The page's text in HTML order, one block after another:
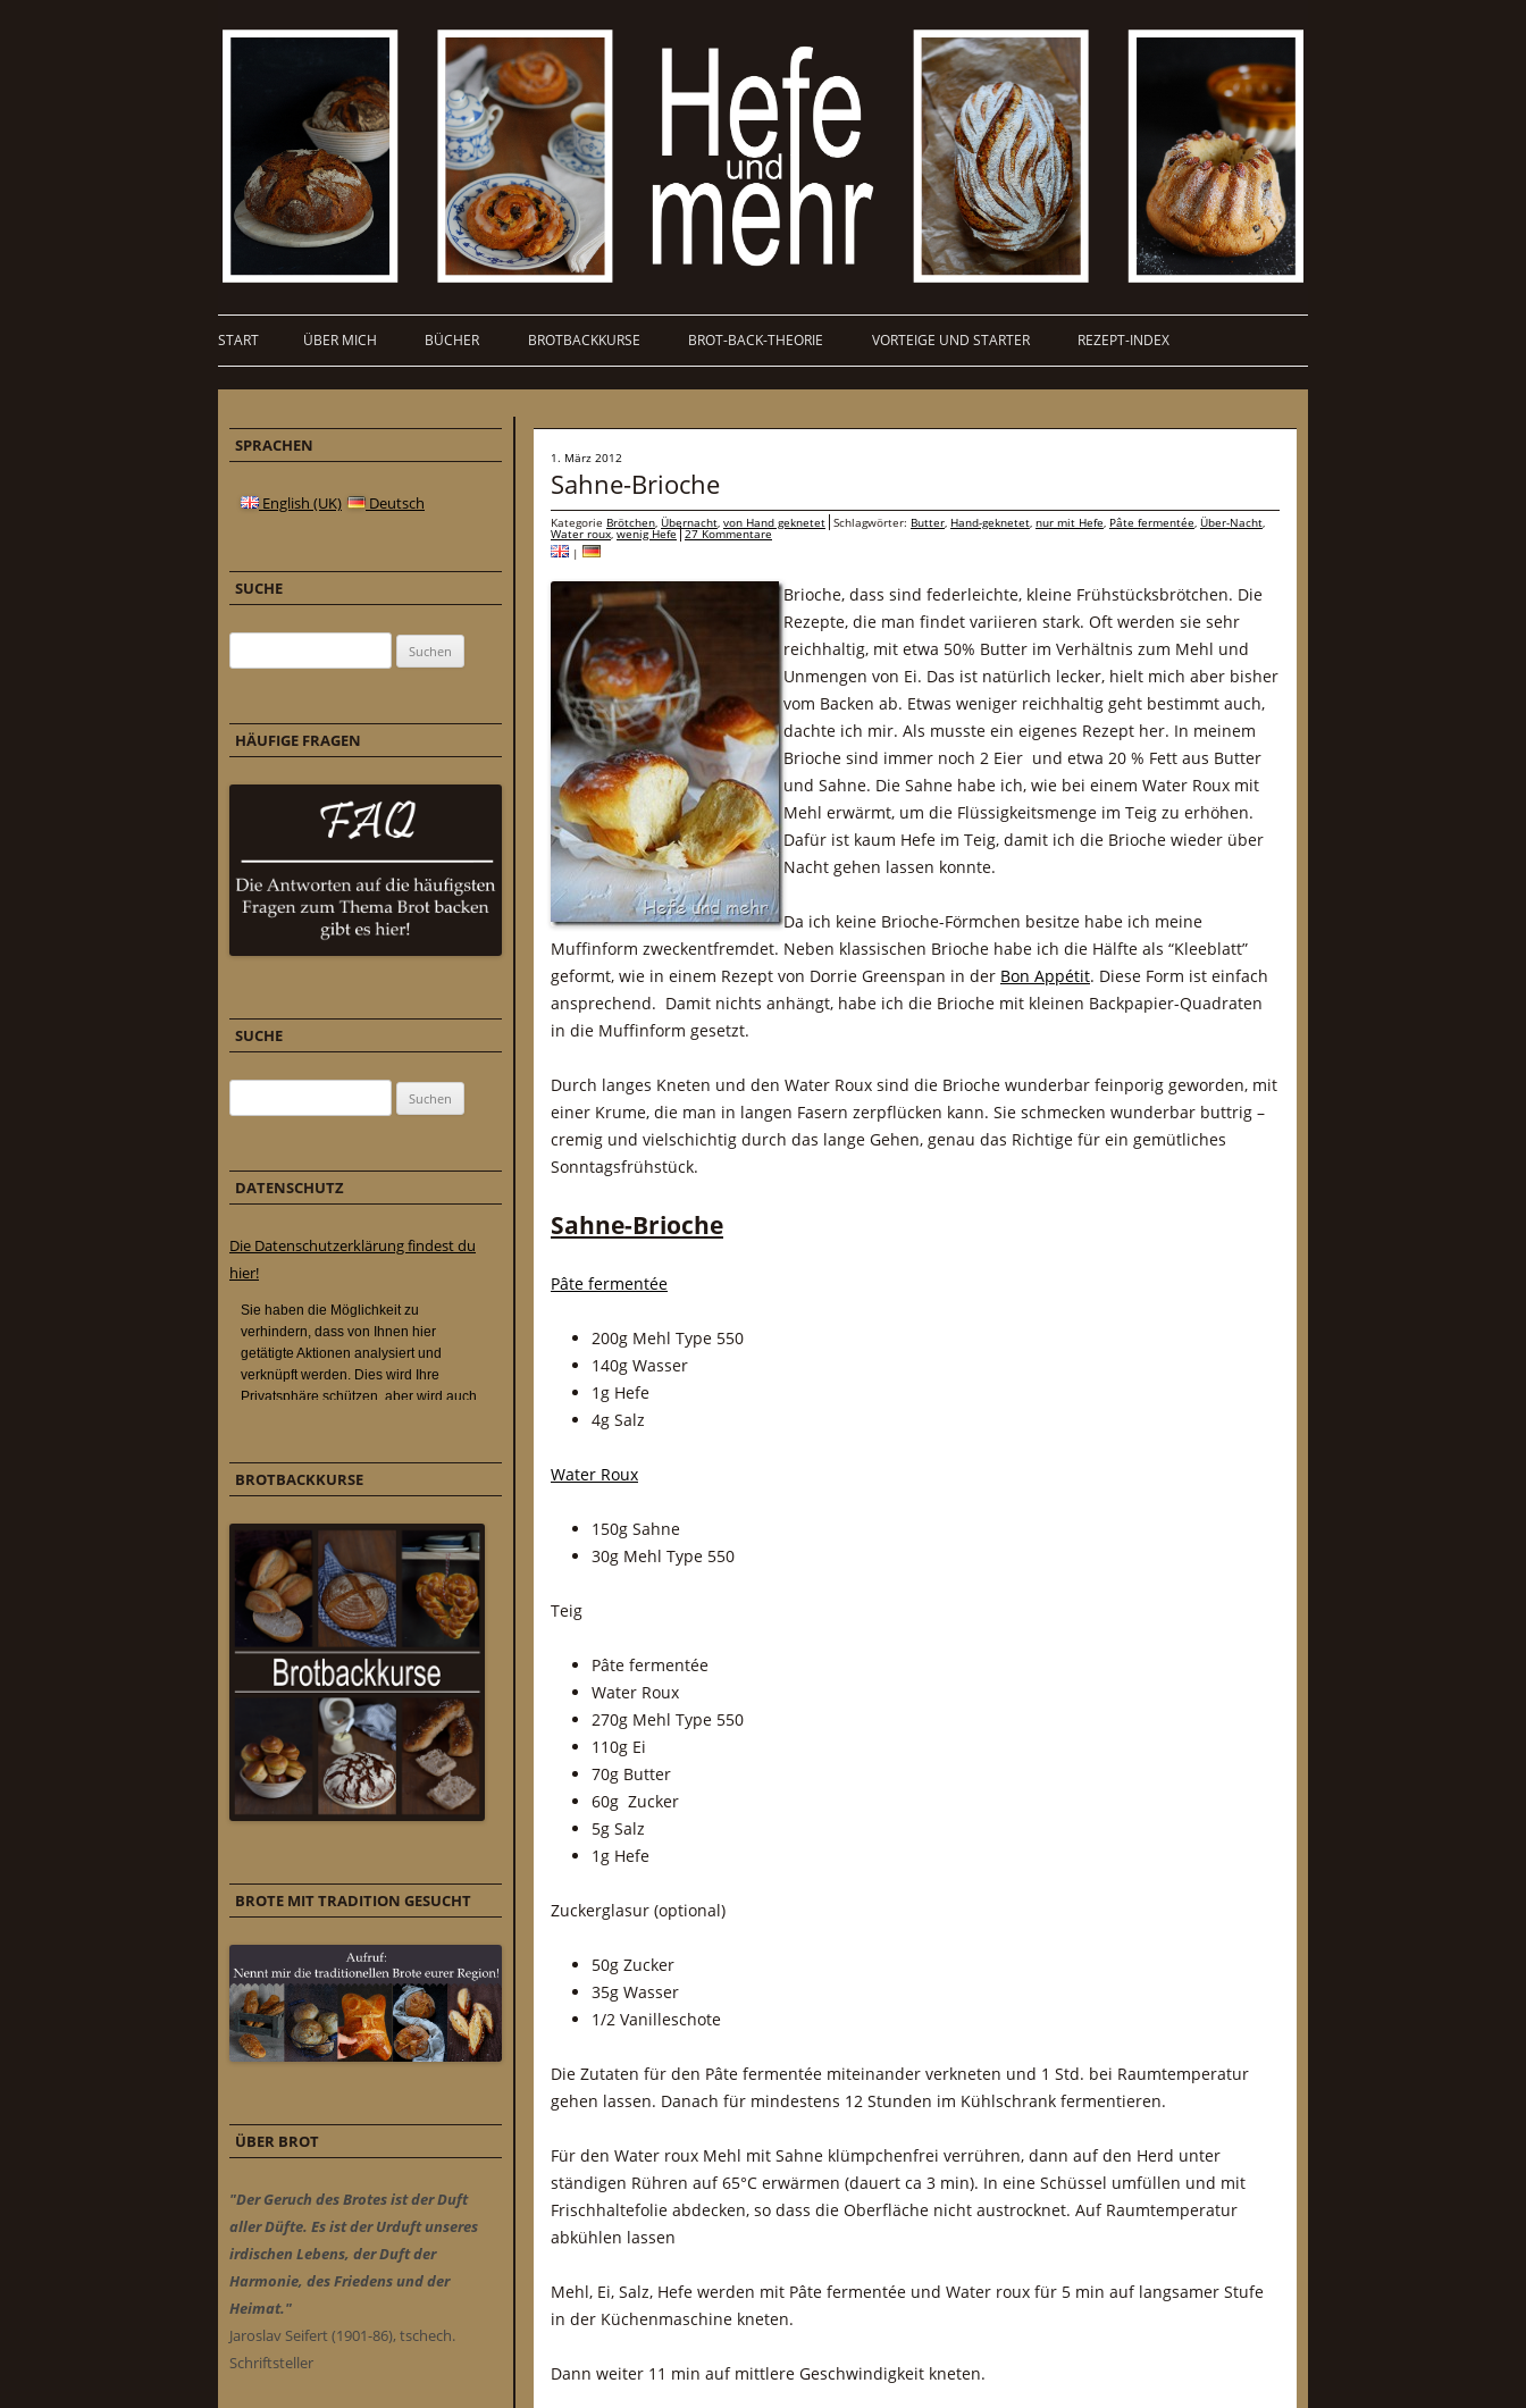
START ÜBER MICH BÜCHER BROTBACKKURSE BROT-BACK-THEORIE VORTEIGE UND STARTER REZEPT-INDEX
1. März 2012
Sahne-Brioche
Kategorie Brötchen, Übernacht, von Hand geknetet Schlagwörter: Butter, Hand-geknetet, nur mit Hefe, Pâte fermentée, Über-Nacht,
Water roux,wenig Hefe 27 Kommentare
|
Brioche, dass sind federleichte, kleine Frühstücksbrötchen. Die
Rezepte, die man findet variieren stark. Oft werden sie sehr
reichhaltig, mit etwa 50% Butter im Verhältnis zum Mehl und
Unmengen von Ei. Das ist natürlich lecker, hielt mich aber bisher
vom Backen ab. Etwas weniger reichhaltig geht bestimmt auch,
dachte ich mir. Als musste ein eigenes Rezept her. In meinem
Brioche sind immer noch 2 Eier und etwa 20 % Fett aus Butter
und Sahne. Die Sahne habe ich, wie bei einem Water Roux mit
Mehl erwärmt, um die Flüssigkeitsmenge im Teig zu erhöhen.
Dafür ist kaum Hefe im Teig, damit ich die Brioche wieder über
Nacht gehen lassen konnte.
Da ich keine Brioche-Förmchen besitze habe ich meine
Muffinform zweckentfremdet. Neben klassischen Brioche habe ich die Hälfte als “Kleeblatt”
geformt, wie in einem Rezept von Dorrie Greenspan in der Bon Appétit. Diese Form ist einfach
ansprechend. Damit nichts anhängt, habe ich die Brioche mit kleinen Backpapier-Quadraten
in die Muffinform gesetzt.
Durch langes Kneten und den Water Roux sind die Brioche wunderbar feinporig geworden, mit
einer Krume, die man in langen Fasern zerpflücken kann. Sie schmecken wunderbar buttrig –
cremig und vielschichtig durch das lange Gehen, genau das Richtige für ein gemütliches
Sonntagsfrühstück.
Sahne-Brioche
Pâte fermentée
200g Mehl Type 550
140g Wasser
1g Hefe
4g Salz
Water Roux
150g Sahne
30g Mehl Type 550
Teig
Pâte fermentée
Water Roux
270g Mehl Type 550
110g Ei
70g Butter
60g Zucker
5g Salz
1g Hefe
Zuckerglasur (optional)
50g Zucker
35g Wasser
1/2 Vanilleschote
Die Zutaten für den Pâte fermentée miteinander verkneten und 1 Std. bei Raumtemperatur
gehen lassen. Danach für mindestens 12 Stunden im Kühlschrank fermentieren.
Für den Water roux Mehl mit Sahne klümpchenfrei verrühren, dann auf den Herd unter
ständigen Rühren auf 65°C erwärmen (dauert ca 3 min). In eine Schüssel umfüllen und mit
Frischhaltefolie abdecken, so dass die Oberfläche nicht austrocknet. Auf Raumtemperatur
abkühlen lassen
Mehl, Ei, Salz, Hefe werden mit Pâte fermentée und Water roux für 5 min auf langsamer Stufe
in der Küchenmaschine kneten.
Dann weiter 11 min auf mittlere Geschwindigkeit kneten.
SPRACHEN
English (UK) Deutsch
SUCHE
HÄUFIGE FRAGEN
SUCHE
DATENSCHUTZ
Die Datenschutzerklärung findest du
hier!
BROTBACKKURSE
BROTE MIT TRADITION GESUCHT
ÜBER BROT
"Der Geruch des Brotes ist der Duft
aller Düfte. Es ist der Urduft unseres
irdischen Lebens, der Duft der
Harmonie, des Friedens und der
Heimat."
Jaroslav Seifert (1901-86), tschech.
Schriftsteller